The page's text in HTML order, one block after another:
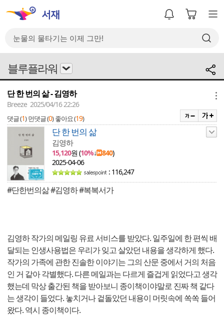
블루플라워
단 한 번의 삶 - 김영하
Breeze 2025/04/16 22:26
댓글 (1) 먼댓글 (0) 좋아요 (19)
단 한 번의 삶
김영하
15,120원 (10%↓ 840)
2025-04-06
: 116,247
#단한번의삶 #김영하 #복복서가
김영하 작가의 메일링 유료 서비스를 받았다. 일주일에 한 편씩 배
달되는 인생사용법은 우리가 잊고 살았던 내용을 생각하게 했다.
작가의 가족에 관한 진솔한 이야기는 그의 산문 중에서 거의 처음
인 거 같아 각별했다. 다른 메일과는 다르게 즐겁게 읽었다고 생각
했는데 막상 출간된 책을 받아보니 종이책이야말로 진짜 책 같다
는 생각이 들었다. 놓치거나 겉돌았던 내용이 머릿속에 쏙쏙 들어
왔다. 역시 종이책이다.